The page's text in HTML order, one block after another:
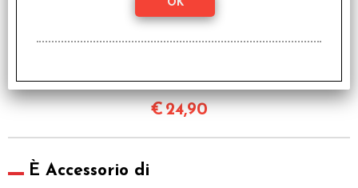
Miniature Uccelli
€24,90
È Accessorio di